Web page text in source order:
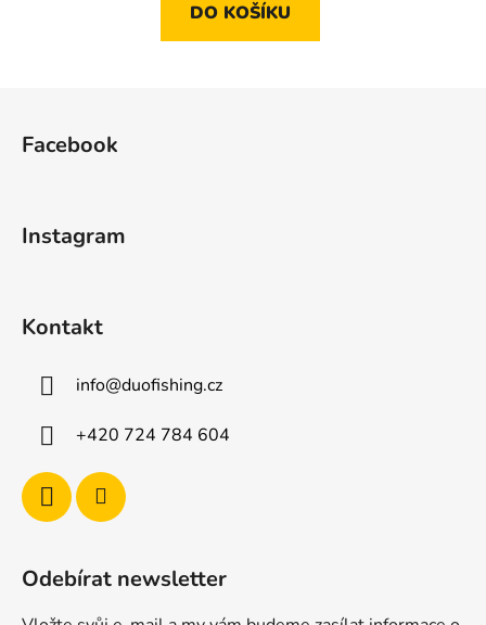
DO KOŠÍKU
Facebook
Instagram
Kontakt
info@duofishing.cz
+420 724 784 604
Odebírat newsletter